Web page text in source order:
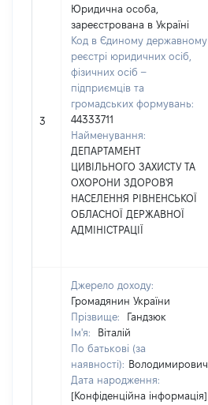
3
Юридична особа,
зареєстрована в Україні
Код в Єдиному державному
реєстрі юридичних осіб,
фізичних осіб –
підприємців та
громадських формувань:
44333711
Найменування:
ДЕПАРТАМЕНТ
ЦИВІЛЬНОГО ЗАХИСТУ ТА
ОХОРОНИ ЗДОРОВ'Я
НАСЕЛЕННЯ РІВНЕНСЬКОЇ
ОБЛАСНОЇ ДЕРЖАВНОЇ
АДМІНІСТРАЦІЇ
Джерело доходу:
Громадянин України
Прізвище:
Гандзюк
Ім'я:
Віталій
По батькові (за
наявності): Володимирович
Дата народження:
[Конфіденційна інформація]